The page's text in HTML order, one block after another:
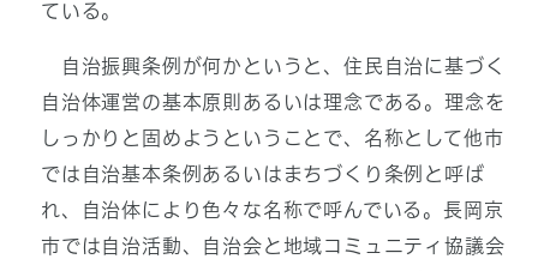
ている。
自治振興条例が何かというと、住民自治に基づく
自治体運営の基本原則あるいは理念である。理念を
しっかりと固めようということで、名称として他市
では自治基本条例あるいはまちづくり条例と呼ば
れ、自治体により色々な名称で呼んでいる。長岡京
市では自治活動、自治会と地域コミュニティ協議会